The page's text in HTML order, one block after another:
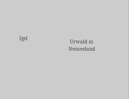
Igel
Urwald in
Neuseeland